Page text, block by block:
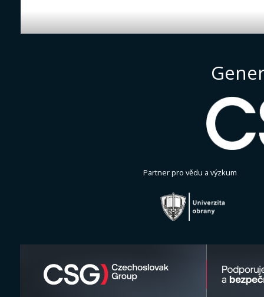
Partner pro vědu a výzkum